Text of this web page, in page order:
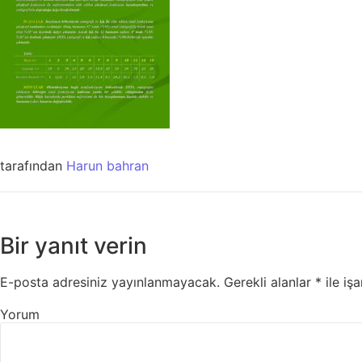
tarafından Harun bahran
Bir yanıt verin
E-posta adresiniz yayınlanmayacak. Gerekli alanlar * ile
Yorum